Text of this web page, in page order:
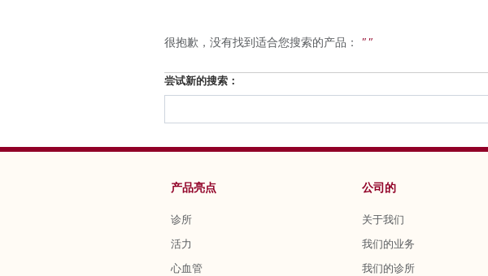
很抱歉，没有找到适合您搜索的产品： " "
尝试新的搜索：
产品亮点
诊所
活力
心血管
公司的
关于我们
我们的业务
我们的诊所